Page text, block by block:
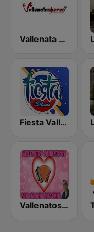
Vallenata Stereo Venezuela
Fiesta Vallenata
Vallenatos Romanticos con Monchi Bogarin